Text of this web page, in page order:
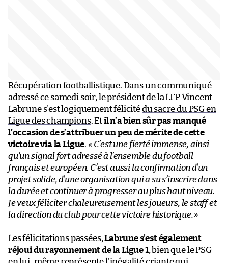
Récupération footballistique. Dans un communiqué
adressé ce samedi soir, le président de la LFP Vincent
Labrune s’est logiquement félicitédu sacre du PSG en
Ligue des champions. Etil n’a bien sûr pas manqué
l’occasion de s’attribuer un peu de mérite de cette
victoire via la Ligue. « C’est une fierté immense, ainsi
qu’un signal fort adressé à l’ensemble du football
français et européen. C’est aussi la confirmation d’un
projet solide, d’une organisation qui a su s’inscrire dans
la durée et continuer à progresser au plus haut niveau.
Je veux féliciter chaleureusement les joueurs, le staff et
la direction du club pour cette victoire historique.»
Les félicitations passées,Labrune s’est également
réjoui du rayonnement de la Ligue 1, bien que le PSG